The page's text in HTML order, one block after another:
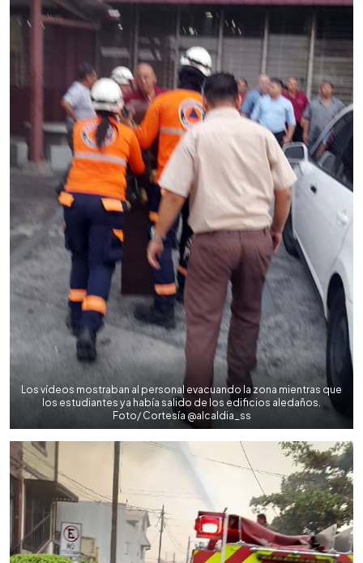
Los vídeos mostraban al personal evacuando la zona mientras que
los estudiantes ya había salido de los edificios aledaños.
Foto/ Cortesía @alcaldia_ss